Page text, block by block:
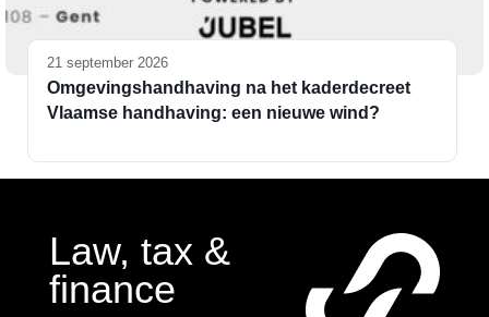
21 september 2026
Omgevingshandhaving na het kaderdecreet
Vlaamse handhaving: een nieuwe wind?
Law, tax &
finance